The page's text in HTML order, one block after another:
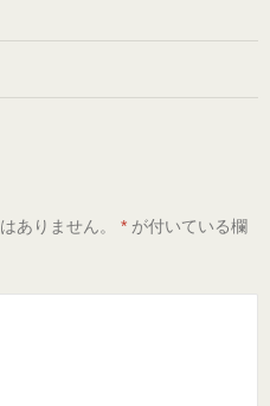
ありません。 * が付いている欄